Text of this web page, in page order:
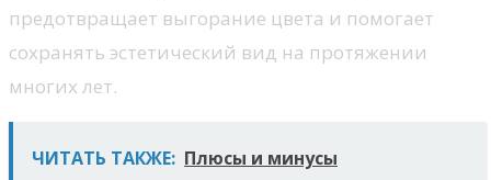
предотвращает выгорание цвета и помогает
сохранять эстетический вид на протяжении
многих лет.
ЧИТАТЬ ТАКЖЕ: Плюсы и минусы